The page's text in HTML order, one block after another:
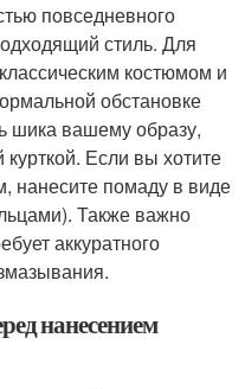
повседневного
стиль. Для
костюмом и
обстановке
шика вашему образу,
Если вы хотите
нанесите помаду в виде
Также важно
аккуратного
нанесением